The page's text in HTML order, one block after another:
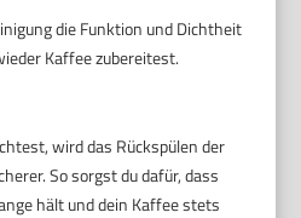
die Funktion und Dichtheit
Kaffee zubereitest.
wird das Rückspülen der
So sorgst du dafür, dass
hält und dein Kaffee stets